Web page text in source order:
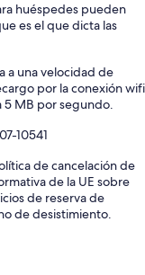
huéspedes pueden
es el que dicta las
a una velocidad de
por la conexión wifi
5 MB por segundo.
10541
de cancelación de
de la UE sobre
de reserva de
de desistimiento.